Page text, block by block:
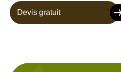
Devis gratuit